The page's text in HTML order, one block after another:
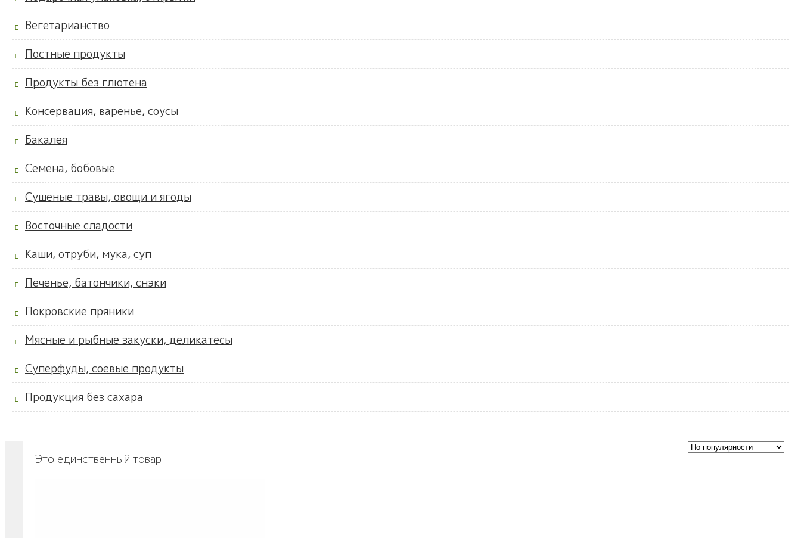
Вегетарианство
Постные продукты
Продукты без глютена
Консервация, варенье, соусы
Бакалея
Семена, бобовые
Сушеные травы, овощи и ягоды
Восточные сладости
Каши, отруби, мука, суп
Печенье, батончики, снэки
Покровские пряники
Мясные и рыбные закуски, деликатесы
Суперфуды, соевые продукты
Продукция без сахара
Это единственный товар